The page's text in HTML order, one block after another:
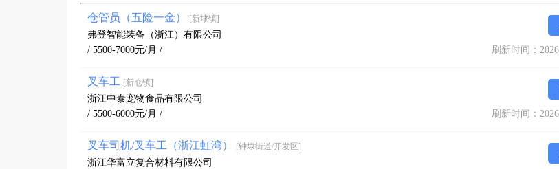
仓管员（五险一金） [新埭镇]
弗登智能装备（浙江）有限公司
/ 5500-7000元/月 /
刷新时间：
叉车工 [新仓镇]
浙江中泰宠物食品有限公司
/ 5500-6000元/月 /
刷新时间：
叉车司机/叉车工（浙江虹湾） [钟埭街道/开发区]
浙江华富立复合材料有限公司